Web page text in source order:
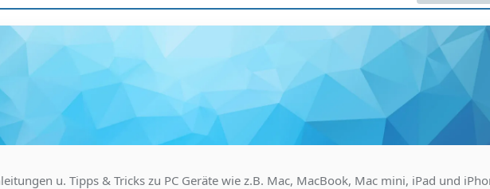
u. Tipps & Tricks zu PC Geräte wie z.B. Mac, MacBook, Mac mini, iPad und